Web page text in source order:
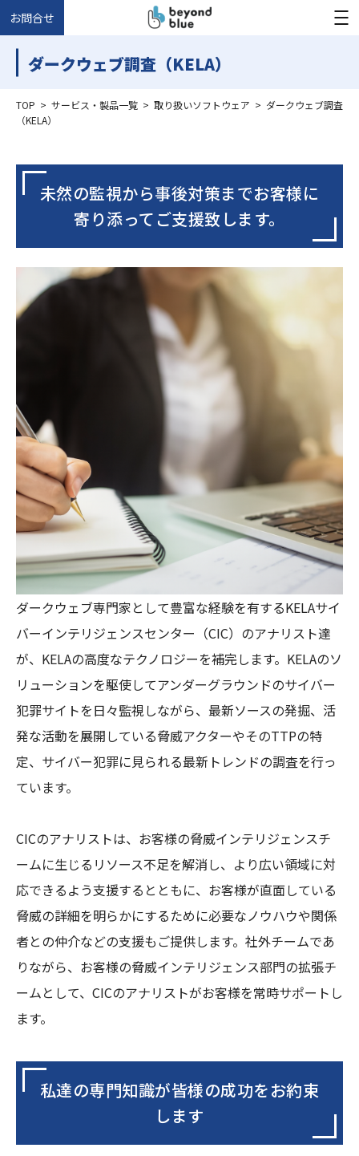
お問合せ
ダークウェブ調査（KELA）
TOP > サービス・製品一覧 > 取り扱いソフトウェア > ダークウェブ調査
（KELA）
未然の監視から事後対策までお客様に
寄り添ってご支援致します。
ダークウェブ専門家として豊富な経験を有するKELAサイ
バーインテリジェンスセンター（CIC）のアナリスト達
が、KELAの高度なテクノロジーを補完します。KELAのソ
リューションを駆使してアンダーグラウンドのサイバー
犯罪サイトを日々監視しながら、最新ソースの発掘、活
発な活動を展開している脅威アクターやそのTTPの特
定、サイバー犯罪に見られる最新トレンドの調査を行っ
ています。
CICのアナリストは、お客様の脅威インテリジェンスチ
ームに生じるリソース不足を解消し、より広い領域に対
応できるよう支援するとともに、お客様が直面している
脅威の詳細を明らかにするために必要なノウハウや関係
者との仲介などの支援もご提供します。社外チームであ
りながら、お客様の脅威インテリジェンス部門の拡張チ
ームとして、CICのアナリストがお客様を常時サポートし
ます。
私達の専門知識が皆様の成功をお約束
します